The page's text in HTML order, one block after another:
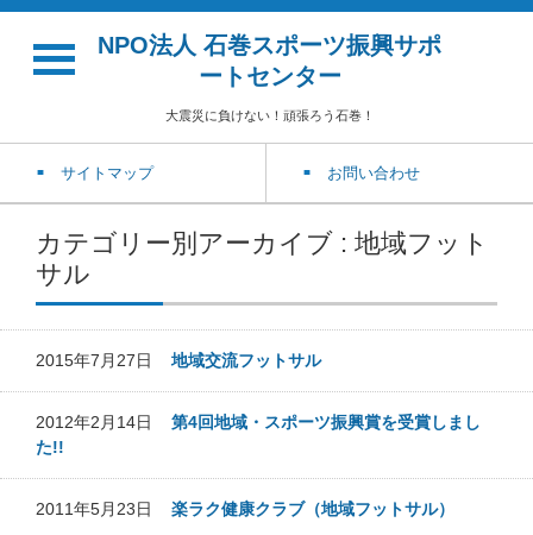
NPO法人 石巻スポーツ振興サポ
ートセンター
大震災に負けない！頑張ろう石巻！
サイトマップ お問い合わせ
カテゴリー別アーカイブ : 地域フット
サル
2015年7月27日 地域交流フットサル
2012年2月14日 第4回地域・スポーツ振興賞を受賞しまし
た!!
2011年5月23日 楽ラク健康クラブ（地域フットサル）